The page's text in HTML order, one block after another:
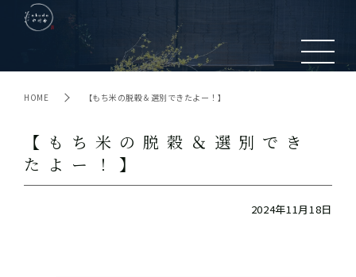
HOME 【もち米の脱穀＆選別できたよー！】
【もち米の脱穀＆選別でき
たよー！】
2024年11月18日